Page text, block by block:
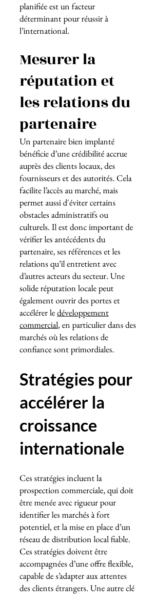
planifiée est un facteur
déterminant pour réussir à
l’international.
Mesurer la
réputation et
les relations du
partenaire
Un partenaire bien implanté
bénéficie d’une crédibilité accrue
auprès des clients locaux, des
fournisseurs et des autorités. Cela
facilite l’accès au marché, mais
permet aussi d'éviter certains
obstacles administratifs ou
culturels. Il est donc important de
vérifier les antécédents du
partenaire, ses références et les
relations qu’il entretient avec
d’autres acteurs du secteur. Une
solide réputation locale peut
également ouvrir des portes et
accélérer ledéveloppement
commercial, en particulier dans des
marchés où les relations de
confiance sont primordiales.
Stratégies pour
accélérer la
croissance
internationale
Ces stratégies incluent la
prospection commerciale, qui doit
être menée avec rigueur pour
identifier les marchés à fort
potentiel, et la mise en place d’un
réseau de distribution local fiable.
Ces stratégies doivent être
accompagnées d’une offre flexible,
capable de s’adapter aux attentes
des clients étrangers. Une autre clé